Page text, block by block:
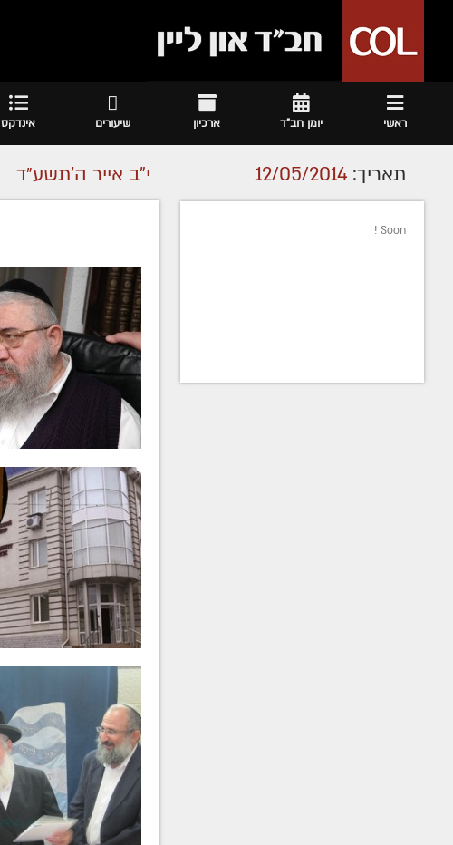
ראשי יומן חב"ד ארכיון שיעורים אינדקס
תאריך: 12/05/2014
Soon !
י"ב אייר ה׳תשע״ד